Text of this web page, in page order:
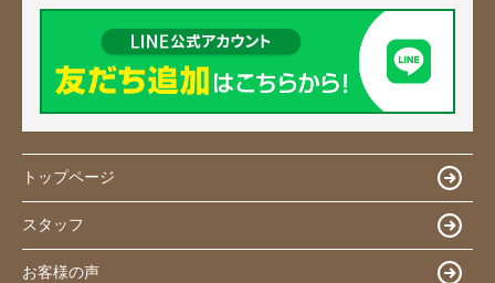
トップページ
スタッフ
お客様の声